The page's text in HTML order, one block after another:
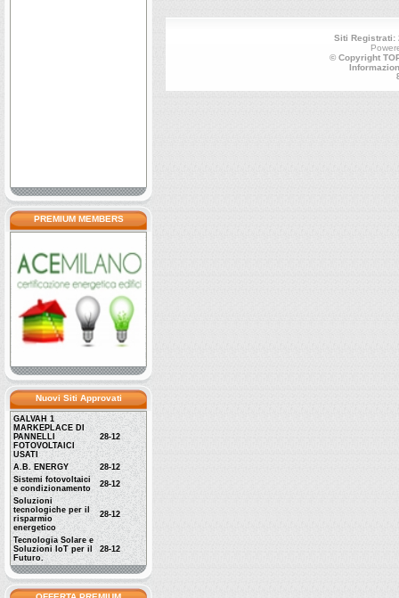
PREMIUM MEMBERS
Nuovi Siti Approvati
GALVAH 1
MARKEPLACE DI
PANNELLI
FOTOVOLTAICI
USATI
28-12
A.B. ENERGY
28-12
Sistemi fotovoltaici
e condizionamento
28-12
Soluzioni
tecnologiche per il
risparmio
energetico
28-12
Tecnologia Solare e
Soluzioni IoT per il
Futuro.
28-12
Siti Registrati:
© Copyright